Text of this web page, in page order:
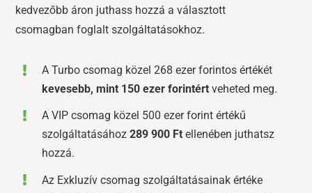
kedvezőbb áron juthass hozzá a választott
csomagban foglalt szolgáltatásokhoz.
A Turbo csomag közel 268 ezer forintos értékét
kevesebb, mint 150 ezer forintért veheted meg.
A VIP csomag közel 500 ezer forint értékű
szolgáltatásához289 900 Ft ellenében juthatsz
hozzá.
Az Exkluzív csomag szolgáltatásainak értéke